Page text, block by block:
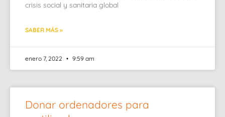
crisis social y sanitaria global
SABER MÁS »
enero 7, 2022 9:59 am
Donar ordenadores para